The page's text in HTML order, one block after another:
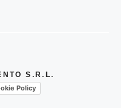
S.R.L.
Policy